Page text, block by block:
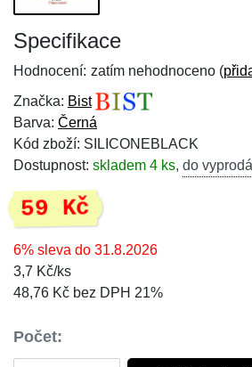
Specifikace
Hodnocení: zatím nehodnoceno (
Značka: Bist
Barva: Černá
Kód zboží: SILICONEBLACK
Dostupnost: skladem 4 ks, do
59 Kč
6% sleva do 31.8.2026
3,7 Kč/ks
48,76 Kč bez DPH 21%
Počet: